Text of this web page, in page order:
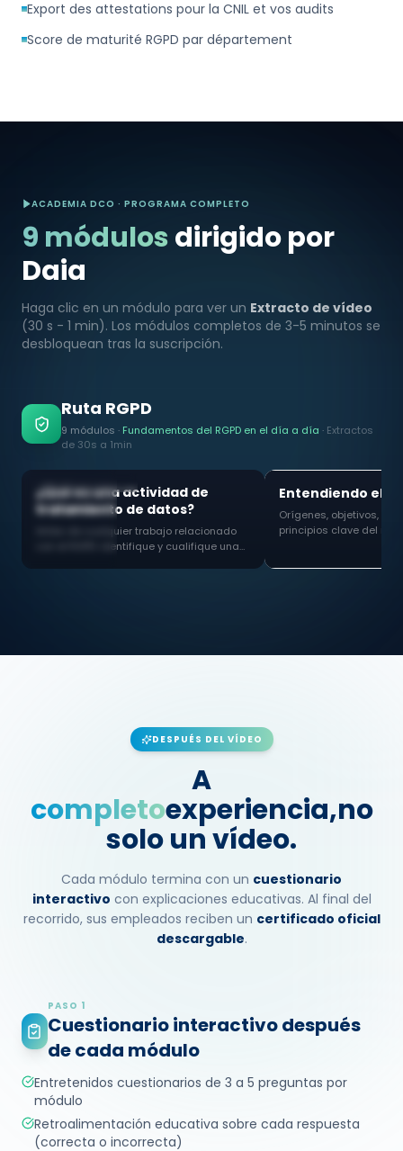
Export des attestations pour la CNIL et vos audits
Score de maturité RGPD par département
ACADEMIA DCO · PROGRAMA COMPLETO
9 módulosdirigido por
Daia
Haga clic en un módulo para ver un Extracto de vídeo
(30 s - 1 min). Los módulos completos de 3-5 minutos se
desbloquean tras la suscripción.
Ruta RGPD
9 módulos · Fundamentos del RGPD en el día a día · Extractos
de 30s a 1min
MÓDULO 01
¿Qué es una actividad de
tratamiento de datos?
Antes de cualquier trabajo relacionado
con el RGPD: identifique y cualifique una
Entendiendo el
Orígenes, objetivos,
principios clave del
DESPUÉS DEL VÍDEO
A
completoexperiencia,no
solo un vídeo.
Cada módulo termina con un cuestionario
interactivo con explicaciones educativas. Al final del
recorrido, sus empleados reciben un certificado oficial
descargable.
PASO 1
Cuestionario interactivo después
de cada módulo
Entretenidos cuestionarios de 3 a 5 preguntas por
módulo
Retroalimentación educativa sobre cada respuesta
(correcta o incorrecta)